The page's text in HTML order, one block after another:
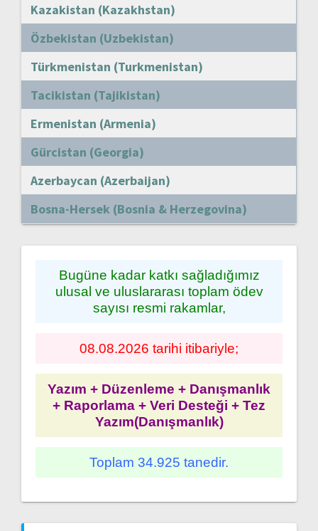
Kazakistan (Kazakhstan)
Özbekistan (Uzbekistan)
Türkmenistan (Turkmenistan)
Tacikistan (Tajikistan)
Ermenistan (Armenia)
Gürcistan (Georgia)
Azerbaycan (Azerbaijan)
Bosna-Hersek (Bosnia & Herzegovina)
Bugüne kadar katkı sağladığımız
ulusal ve uluslararası toplam ödev
sayısı resmi rakamlar,
08.08.2026 tarihi itibariyle;
Yazım + Düzenleme + Danışmanlık
+ Raporlama + Veri Desteği + Tez
Yazım(Danışmanlık)
Toplam 34.925 tanedir.